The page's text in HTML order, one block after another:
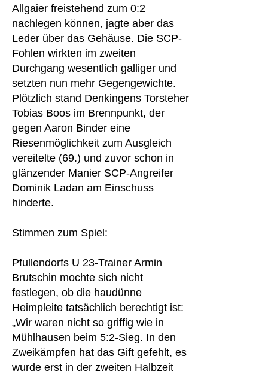
Allgaier freistehend zum 0:2
nachlegen können, jagte aber das
Leder über das Gehäuse. Die SCP-
Fohlen wirkten im zweiten
Durchgang wesentlich galliger und
setzten nun mehr Gegengewichte.
Plötzlich stand Denkingens Torsteher
Tobias Boos im Brennpunkt, der
gegen Aaron Binder eine
Riesenmöglichkeit zum Ausgleich
vereitelte (69.) und zuvor schon in
glänzender Manier SCP-Angreifer
Dominik Ladan am Einschuss
hinderte.
Stimmen zum Spiel:
Pfullendorfs U 23-Trainer Armin
Brutschin mochte sich nicht
festlegen, ob die haudünne
Heimpleite tatsächlich berechtigt ist:
„Wir waren nicht so griffig wie in
Mühlhausen beim 5:2-Sieg. In den
Zweikämpfen hat das Gift gefehlt, es
wurde erst in der zweiten Halbzeit